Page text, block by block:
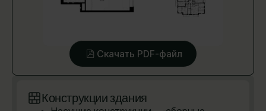
Скачать PDF-файл
Конструкции здания